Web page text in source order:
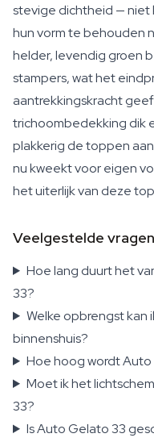
stevige dichtheid — niet
hun vorm te behouden
helder, levendig groen
stampers, wat het
aantrekkingskracht
trichoombedekking dik
plakkerig de toppen
nu kweekt voor eigen
het uiterlijk van deze
Veelgestelde vragen
Hoe lang duurt het
33?
Welke opbrengst kan
binnenshuis?
Hoe hoog wordt
Moet ik het
33?
Is Auto Gelato 33